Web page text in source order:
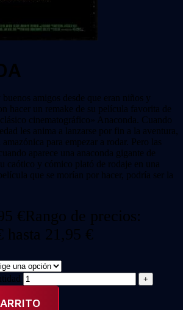
amigos desde que eran niños y
hacer un remake de su película favorita de
cinematográfico» Anaconda. Cuando
les anima a lanzarse por fin a la aventura,
para empezar a rodar. Pero las
aparece una anaconda gigante de
caótico y cómico plató de rodaje en una
que se morían por hacer, podría ser la
€Rango de precios:
hasta 21,95 €